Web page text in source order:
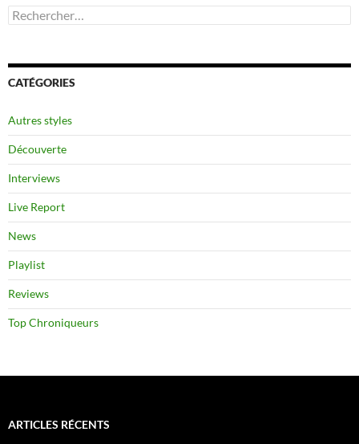
Rechercher :
CATÉGORIES
Autres styles
Découverte
Interviews
Live Report
News
Playlist
Reviews
Top Chroniqueurs
ARTICLES RÉCENTS